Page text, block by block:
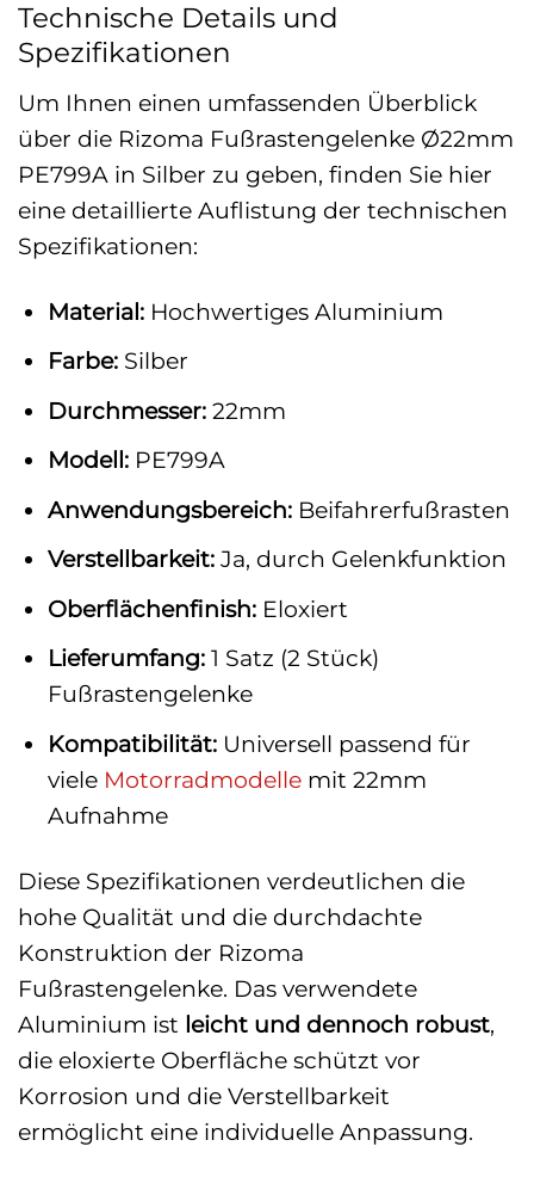
Technische Details und
Spezifikationen
Um Ihnen einen umfassenden Überblick
über die Rizoma Fußrastengelenke Ø22mm
PE799A in Silber zu geben, finden Sie hier
eine detaillierte Auflistung der technischen
Spezifikationen:
Material:Hochwertiges Aluminium
Farbe:Silber
Durchmesser:22mm
Modell:PE799A
Anwendungsbereich:Beifahrerfußrasten
Verstellbarkeit:Ja, durch Gelenkfunktion
Oberflächenfinish:Eloxiert
Lieferumfang:1 Satz (2 Stück)
Fußrastengelenke
Kompatibilität:Universell passend für
viele Motorradmodellemit 22mm
Aufnahme
Diese Spezifikationen verdeutlichen die
hohe Qualität und die durchdachte
Konstruktion der Rizoma
Fußrastengelenke. Das verwendete
Aluminium ist leicht und dennoch robust,
die eloxierte Oberfläche schützt vor
Korrosion und die Verstellbarkeit
ermöglicht eine individuelle Anpassung.